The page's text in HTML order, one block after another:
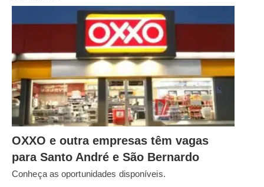
OXXO e outra empresas têm vagas
para Santo André e São Bernardo
Conheça as oportunidades disponíveis.